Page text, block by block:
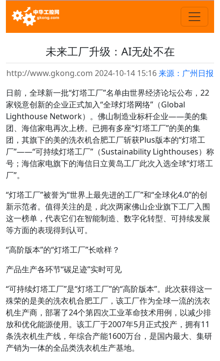
未来工厂升级：AI无处不在
http://www.gkong.com 2024-10-14 15:16来源：广州日报
日前，全球新一批“灯塔工厂”名单由世界经济论坛公布，22
家锐意创新的企业正式加入“全球灯塔网络”（Global
Lighthouse Network）。佛山制造业标杆企业——美的集
团、海信家电再次上榜。已拥有多座“灯塔工厂”的美的集
团，其旗下的美的洗衣机合肥工厂斩获Plus版本的“灯塔工
厂”——“可持续灯塔工厂”（Sustainability Lighthouses）称
号；海信家电旗下的海信日立黄岛工厂此次入选全球“灯塔工
厂”。
“灯塔工厂”被誉为“世界上最先进的工厂”和“全球化4.0”的创
新示范者。值得关注的是，此次两家佛山企业旗下工厂入围
这一榜单，代表它们在智能制造、数字化转型、可持续发展
等方面的表现得到认可。
“高阶版本”的“灯塔工厂”长啥样？
产品生产各环节“碳足迹”实时可见
“可持续灯塔工厂”是“灯塔工厂”的“高阶版本”。此次获得这一
殊荣的是美的洗衣机合肥工厂，该工厂作为全球一流的洗衣
机生产商，部署了24个第四次工业革命技术用例，以减少排
放和优化能源使用。该工厂于2007年5月正式投产，拥有11
条洗衣机生产线，年综合产能1600万台，是国内最大、集研
产销为一体的全品类洗衣机生产基地。